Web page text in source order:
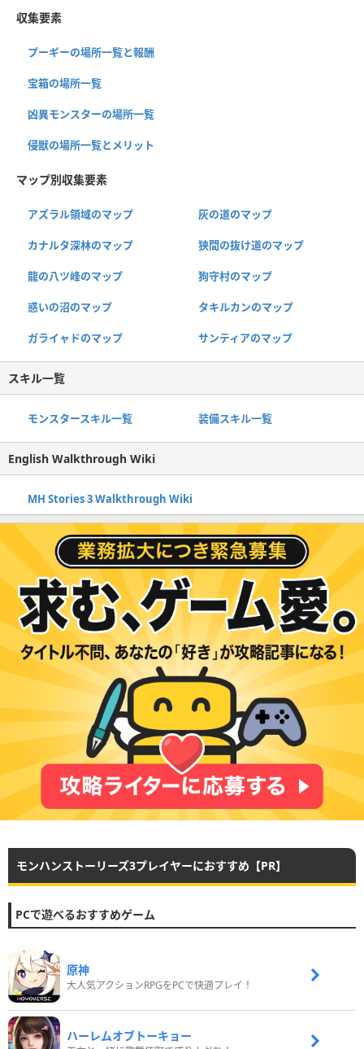
収集要素
プーギーの場所一覧と報酬
宝箱の場所一覧
凶異モンスターの場所一覧
侵獣の場所一覧とメリット
マップ別収集要素
アズラル領域のマップ 灰の道のマップ
カナルタ深林のマップ 狭間の抜け道のマップ
龍の八ツ峰のマップ 狗守村のマップ
惑いの沼のマップ タキルカンのマップ
ガライャドのマップ サンティアのマップ
スキル一覧
モンスタースキル一覧 装備スキル一覧
English Walkthrough Wiki
MH Stories 3 Walkthrough Wiki
モンハンストーリーズ3プレイヤーにおすすめ【PR】
PCで遊べるおすすめゲーム
原神
大人気アクションRPGをPCで快適プレイ！
ハーレムオブトーキョー